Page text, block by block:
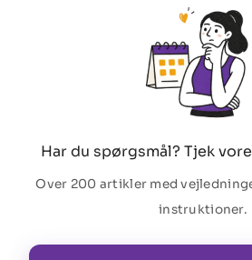
Har du spørgsmål? Tjek
Over 200 artikler med
instruktioner.